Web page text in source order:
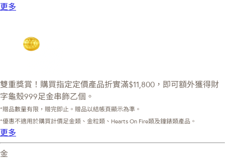
更多
雙重獎賞！購買指定定價產品折實滿$11,800，即可額外獲得財
字龜殼999足金串飾乙個。
*贈品數量有限，贈完即止。贈品以結帳頁顯示為準。
*優惠不適用於購買計價足金類、金粒類、Hearts On Fire類及鐘錶類產品。
更多
金